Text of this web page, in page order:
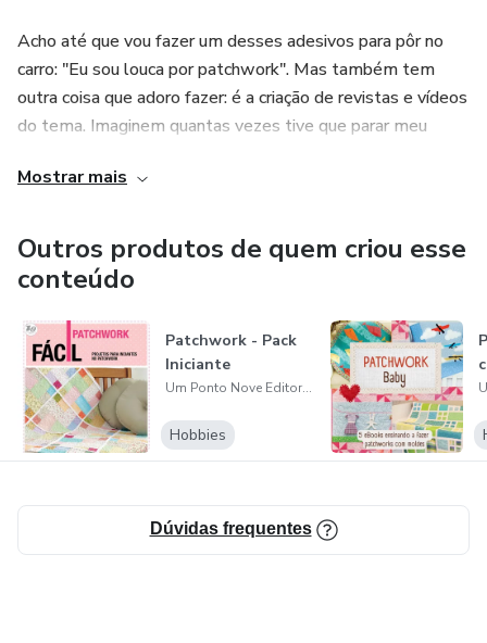
Acho até que vou fazer um desses adesivos para pôr no
carro: "Eu sou louca por patchwork". Mas também tem
outra coisa que adoro fazer: é a criação de revistas e vídeos
do tema. Imaginem quantas vezes tive que parar meu
final, dá tudo certo.
Sinto o maior prazer em fazer a Patch&Afins e o Patchflix
e de levá-los a todos vocês, sempre com projetos
maravilhosos, explicações muito simples, e
suficientemente didáticas em diferentes níveis de
exposição.
A Patch&Afins é referência nas escolas e ateliês de
patchwork, sendo usada no ensino de diversas técnicas. As
matérias, dirigidas
Mostrar mais
Outros produtos de quem criou esse
conteúdo
Patchwork - Pack
Iniciante
Um Ponto Nove Editora Ltda
Hobbies
Dúvidas frequentes